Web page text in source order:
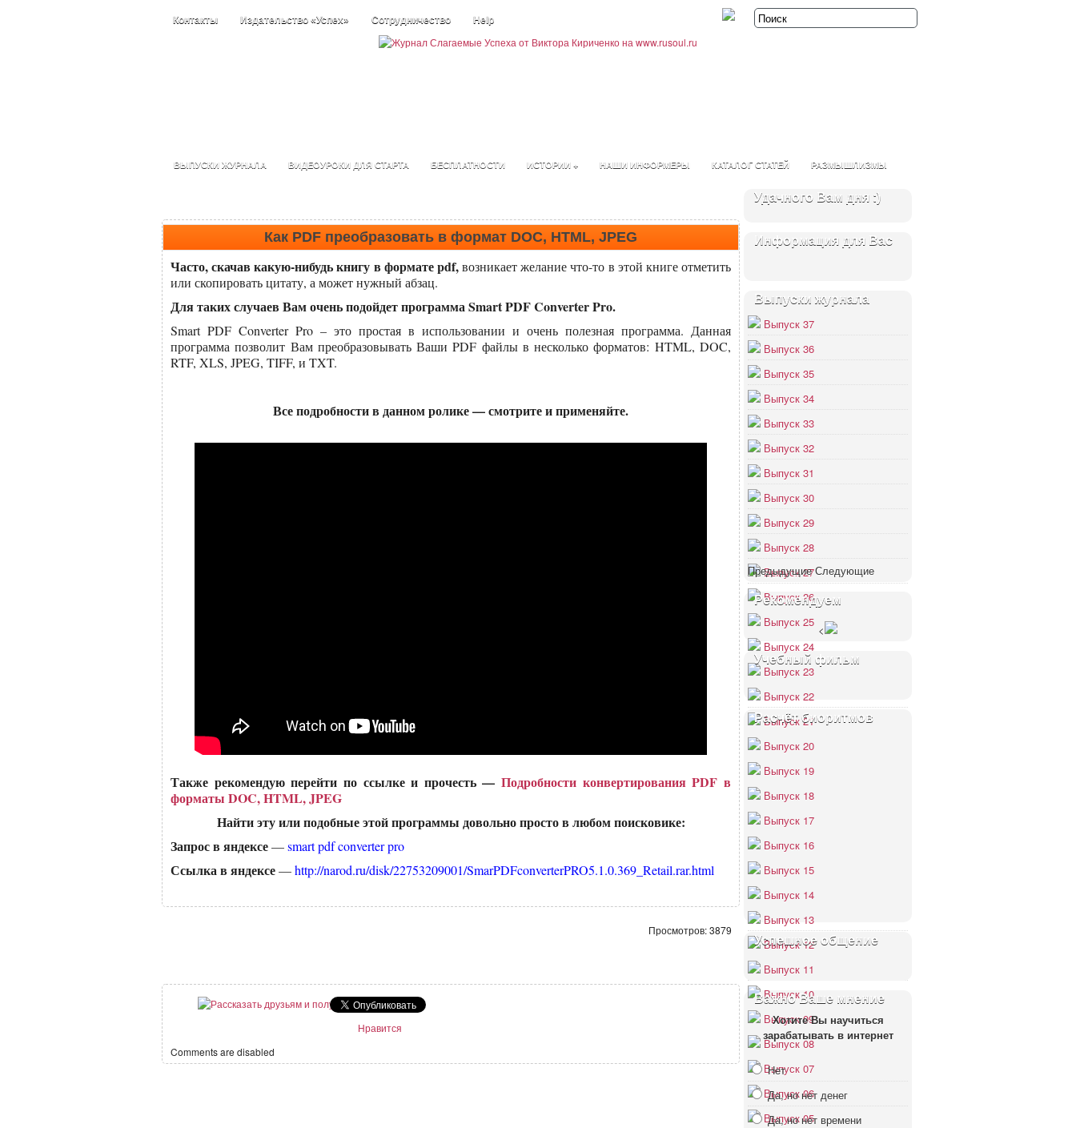
Контакты Издательство «Успех» Сотрудничество Help
ВЫПУСКИ ЖУРНАЛА ВИДЕОУРОКИ ДЛЯ СТАРТА БЕСПЛАТНОСТИ ИСТОРИИ + НАШИ ИНФОРМЕРЫ КАТАЛОГ СТАТЕЙ РАЗМЫШЛИЗМЫ
Как PDF преобразовать в формат DOC, HTML, JPEG
Часто, скачав какую-нибудь книгу в формате pdf,возникает желание что-то в этой книге отметить
или скопировать цитату, а может нужный абзац.
Для таких случаев Вам очень подойдет программа Smart PDF Converter Pro.
Smart PDF Converter Pro – это простая в использовании и очень полезная программа. Данная
программа позволит Вам преобразовывать Ваши PDF файлы в несколько форматов: HTML, DOC,
RTF, XLS, JPEG, TIFF, и TXT.
Все подробности в данном ролике — смотрите и применяйте.
Также рекомендую перейти по ссылке и прочесть —Подробности конвертирования PDF в
форматы DOC, HTML, JPEG
Найти эту или подобные этой программы довольно просто в любом поисковике:
Запрос в яндексе—smart pdf converter pro
Ссылка в яндексе—http://narod.ru/disk/22753209001/SmarPDFconverterPRO5.1.0.369_Retail.rar.html
Просмотров: 3879
Нравится
Comments are disabled
Удачного Вам дня :)
Информация для Вас
Выпуски журнала
Выпуск 37
Выпуск 36
Выпуск 35
Выпуск 34
Выпуск 33
Выпуск 32
Выпуск 31
Выпуск 30
Выпуск 29
Выпуск 28
Выпуск 27
Выпуск 26
Выпуск 25
Выпуск 24
Выпуск 23
Выпуск 22
Выпуск 21
Выпуск 20
Выпуск 19
Выпуск 18
Выпуск 17
Выпуск 16
Выпуск 15
Выпуск 14
Выпуск 13
Выпуск 12
Выпуск 11
Выпуск 10
Выпуск 09
Выпуск 08
Выпуск 07
Выпуск 06
Выпуск 05
Предыдущие Следующие
Рекомендуем
<
Учебный фильм
Расчёт биоритмов
Успешное общение
Важно Ваше мнение
Хотите Вы научиться
зарабатывать в интернет
Нет
Да, но нет денег
Да, но нет времени